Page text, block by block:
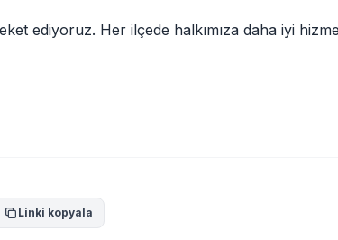
ediyoruz. Her ilçede halkımıza daha iyi
Linki kopyala